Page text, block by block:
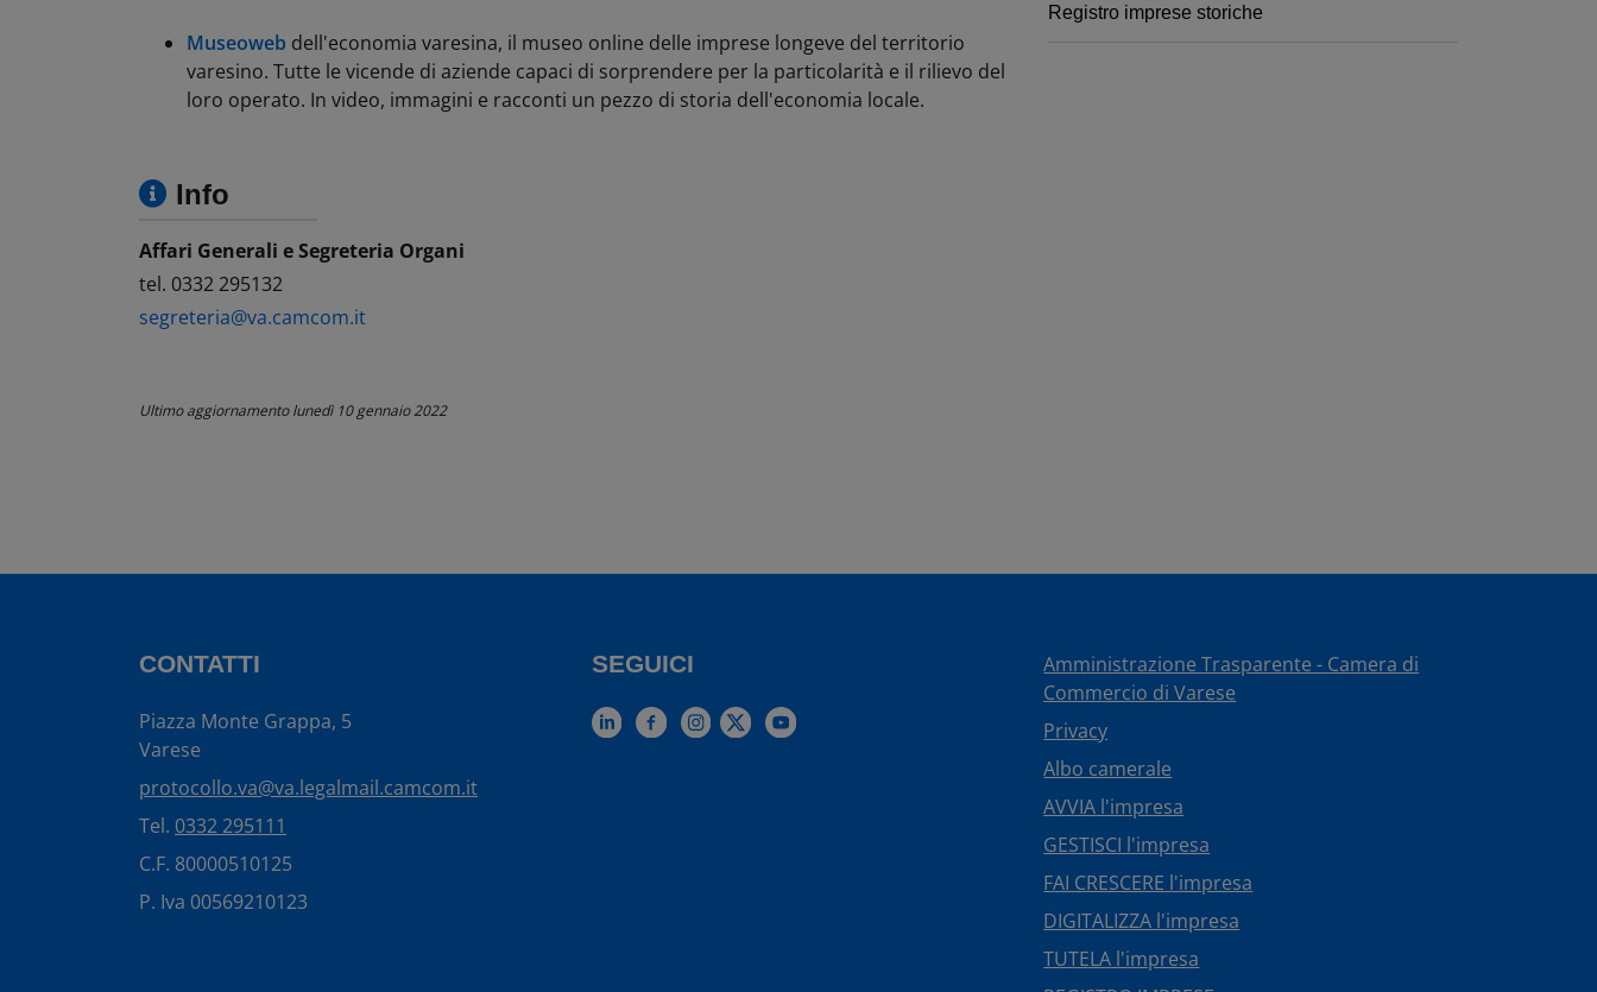
Museoweb dell'economia varesina, il museo online delle imprese longeve del territorio
varesino. Tutte le vicende di aziende capaci di sorprendere per la particolarità e il rilievo del
loro operato. In video, immagini e racconti un pezzo di storia dell'economia locale.
Info
Affari Generali e Segreteria Organi
tel. 0332 295132
segreteria@va.camcom.it
Ultimo aggiornamentolunedì 10 gennaio 2022
Registro imprese storiche
CONTATTI
Piazza Monte Grappa, 5
Varese
protocollo.va@va.legalmail.camcom.it
Tel. 0332 295111
C.F. 80000510125
P. Iva 00569210123
SEGUICI
Amministrazione Trasparente - Camera di
Commercio di Varese
Privacy
Albo camerale
AVVIA l'impresa
GESTISCI l'impresa
FAI CRESCERE l'impresa
DIGITALIZZA l'impresa
TUTELA l'impresa